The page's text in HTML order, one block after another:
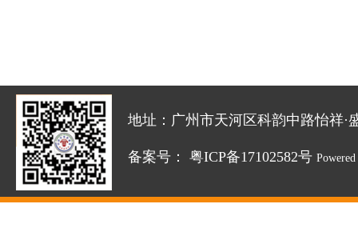
地址：广州市天河区科韵中路怡祥·
备案号： 粤ICP备17102582号